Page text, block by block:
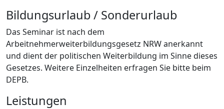
Bildungsurlaub / Sonderurlaub
Das Seminar ist nach dem
Arbeitnehmerweiterbildungsgesetz NRW anerkannt
und dient der politischen Weiterbildung im Sinne dieses
Gesetzes. Weitere Einzelheiten erfragen Sie bitte beim
DEPB.
Leistungen